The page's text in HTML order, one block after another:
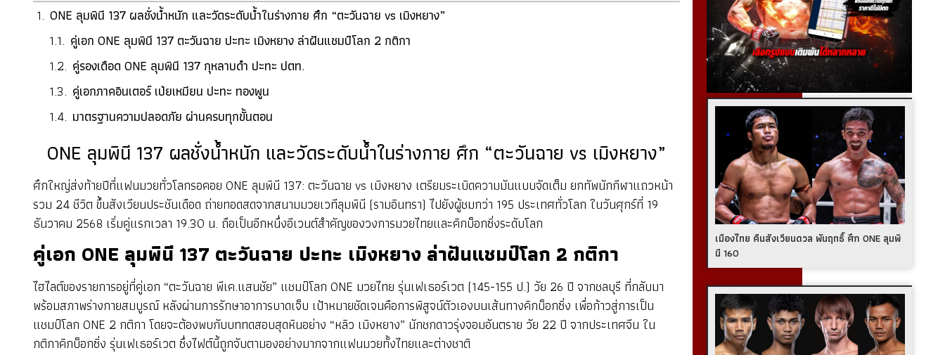
ONE ลุมพินี 137 ผลชั่งน้ำหนัก และวัดระดับน้ำในร่างกาย ศึก “ตะวันฉาย vs เมิงหยาง”
คู่เอก ONE ลุมพินี 137 ตะวันฉาย ปะทะ เมิงหยาง ล่าฝันแชมป์โลก 2 กติกา
คู่รองเดือด ONE ลุมพินี 137 กุหลาบดำ ปะทะ ปตท.
คู่เอกภาคอินเตอร์ เป่ยเหมียน ปะทะ ทองพูน
มาตรฐานความปลอดภัย ผ่านครบทุกขั้นตอน
ONE ลุมพินี 137 ผลชั่งน้ำหนัก และวัดระดับน้ำในร่างกาย ศึก “ตะวันฉาย vs เมิงหยาง”
ศึกใหญ่ส่งท้ายปีที่แฟนมวยทั่วโลกรอคอย ONE ลุมพินี 137: ตะวันฉาย vs เมิงหยาง เตรียมระเบิดความมันแบบจัดเต็ม ยกทัพนักกีฬาแถวหน้า
รวม 24 ชีวิต ขึ้นสังเวียนประชันเดือด ถ่ายทอดสดจากสนามมวยเวทีลุมพินี (รามอินทรา) ไปยังผู้ชมกว่า 195 ประเทศทั่วโลก ในวันศุกร์ที่ 19
ธันวาคม 2568 เริ่มคู่แรกเวลา 19.30 น. ถือเป็นอีกหนึ่งอีเวนต์สำคัญของวงการมวยไทยและคิกบ็อกซิ่งระดับโลก
คู่เอก ONE ลุมพินี 137 ตะวันฉาย ปะทะ เมิงหยาง ล่าฝันแชมป์โลก 2 กติกา
ไฮไลต์ของรายการอยู่ที่คู่เอก “ตะวันฉาย พีเค.แสนชัย” แชมป์โลก ONE มวยไทย รุ่นเฟเธอร์เวต (145-155 ป.) วัย 26 ปี จากชลบุรี ที่กลับมา
พร้อมสภาพร่างกายสมบูรณ์ หลังผ่านการรักษาอาการบาดเจ็บ เป้าหมายชัดเจนคือการพิสูจน์ตัวเองบนเส้นทางคิกบ็อกซิ่ง เพื่อก้าวสู่การเป็น
แชมป์โลก ONE 2 กติกา โดยจะต้องพบกับบททดสอบสุดหินอย่าง “หลิว เมิงหยาง” นักชกดาวรุ่งจอมอันตราย วัย 22 ปี จากประเทศจีน ใน
กติกาคิกบ็อกซิ่ง รุ่นเฟเธอร์เวต ซึ่งไฟต์นี้ถูกจับตามองอย่างมากจากแฟนมวยทั้งไทยและต่างชาติ
เมืองไทย คืนสังเวียนดวล พันฤทธิ์ ศึก ONE ลุมพิ
นี 160